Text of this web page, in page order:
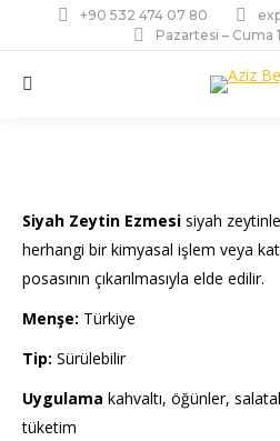
+90 532 474 07 80
Pazartesi – Cuma
Ara:
Siyah Zeytin Ezmesi siyah
herhangi bir kimyasal işlem veya
posasının çıkarılmasıyla elde edilir.
Menşe: Türkiye
Tip: Sürülebilir
Uygulama kahvaltı, öğünler,
tüketim